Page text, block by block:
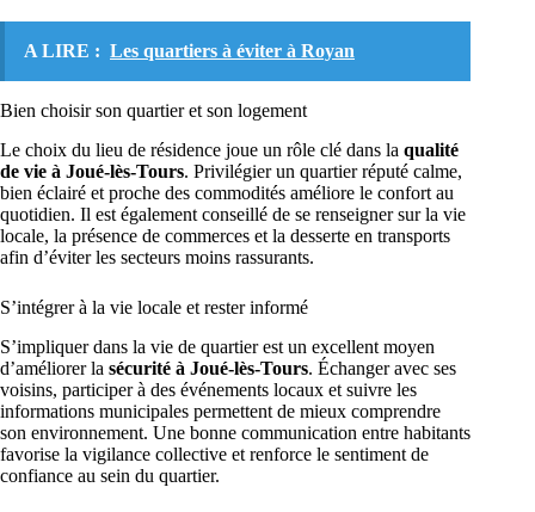
A LIRE : Les quartiers à éviter à Royan
Bien choisir son quartier et son logement
Le choix du lieu de résidence joue un rôle clé dans la qualité
de vie à Joué-lès-Tours. Privilégier un quartier réputé calme,
bien éclairé et proche des commodités améliore le confort au
quotidien. Il est également conseillé de se renseigner sur la vie
locale, la présence de commerces et la desserte en transports
afin d’éviter les secteurs moins rassurants.
S’intégrer à la vie locale et rester informé
S’impliquer dans la vie de quartier est un excellent moyen
d’améliorer la sécurité à Joué-lès-Tours. Échanger avec ses
voisins, participer à des événements locaux et suivre les
informations municipales permettent de mieux comprendre
son environnement. Une bonne communication entre habitants
favorise la vigilance collective et renforce le sentiment de
confiance au sein du quartier.